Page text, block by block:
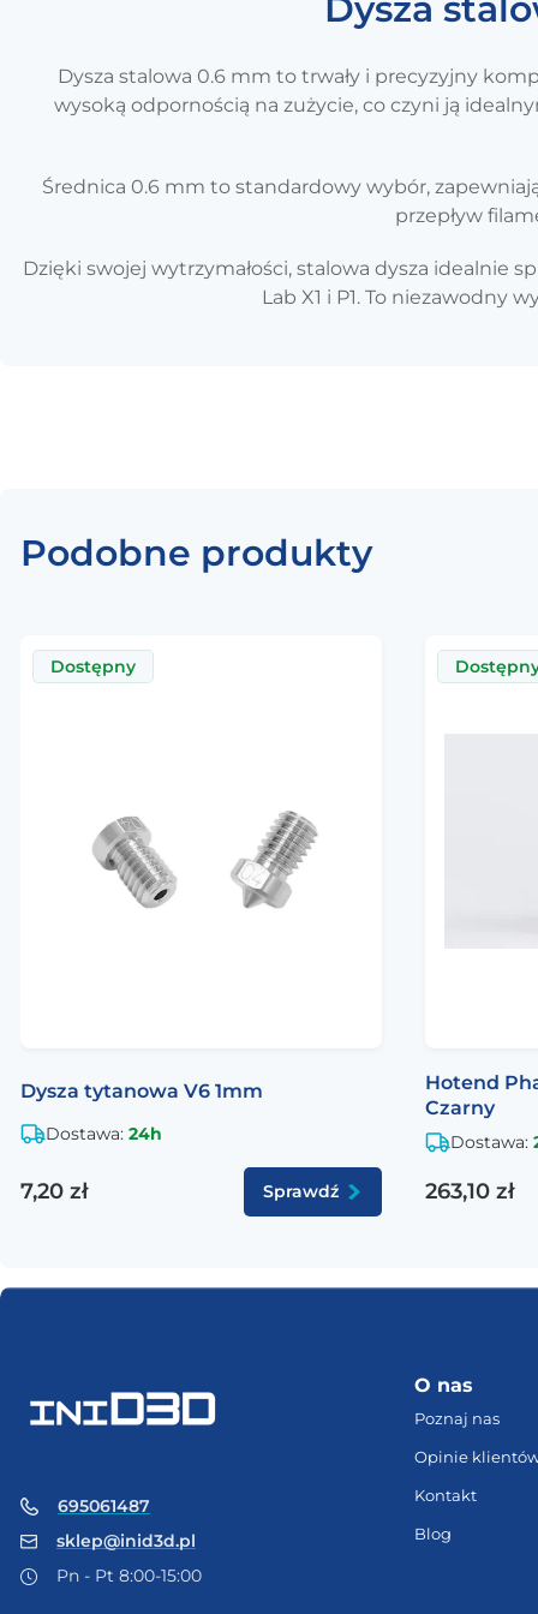
Dysza
Dysza stalowa 0.6 mm to trwały i precyzyjny
wysoką odpornością na zużycie, co czyni ją
Średnica 0.6 mm to standardowy wybór,
przepływ
Dzięki swojej wytrzymałości, stalowa dysza idealnie
Lab X1 i P1. To niezawodny
Podobne produkty
Dysza tytanowa V6 1mm
Dostawa: 24h
7,20 zł Sprawdź
Dostępny
Hotend
Czarny
Dostawa:
263,10 zł
695061487
sklep@inid3d.pl
Pn - Pt 8:00-15:00
O nas
Poznaj nas
Opinie
Kontakt
Blog